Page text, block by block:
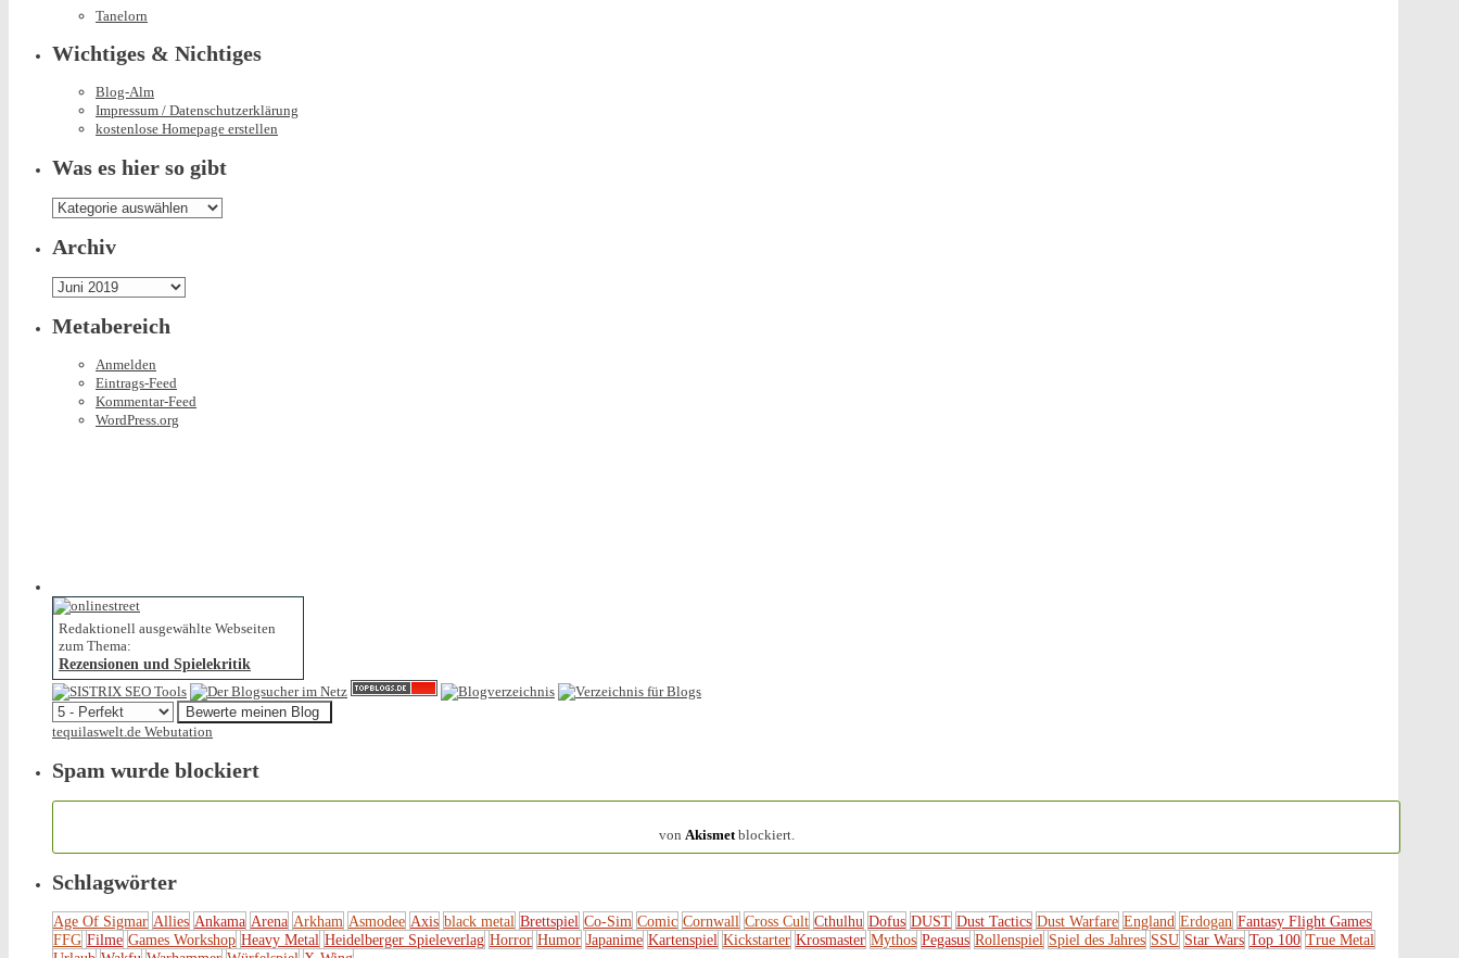
Tanelorn
Wichtiges & Nichtiges
Blog-Alm
Impressum / Datenschutzerklärung
kostenlose Homepage erstellen
Was es hier so gibt
Was
es
hier
so
gibt
Archiv
Archiv
Metabereich
Anmelden
Eintrags-Feed
Kommentar-Feed
WordPress.org
Redaktionell ausgewählte Webseiten
zum Thema:
Rezensionen und Spielekritik
tequilaswelt.de Webutation
Spam wurde blockiert
von Akismetblockiert.
Schlagwörter
Age Of Sigmar Allies Ankama Arena Arkham Asmodee Axis black metal Brettspiel Co-Sim Comic Cornwall Cross Cult Cthulhu Dofus DUST Dust Tactics Dust Warfare England Erdogan Fantasy Flight Games
FFG Filme Games Workshop Heavy Metal Heidelberger Spieleverlag Horror Humor Japanime Kartenspiel Kickstarter Krosmaster Mythos Pegasus Rollenspiel Spiel des Jahres SSU Star Wars Top 100 True Metal